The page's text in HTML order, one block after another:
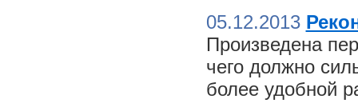
05.12.2013
Произведена
чего должно
более удобной